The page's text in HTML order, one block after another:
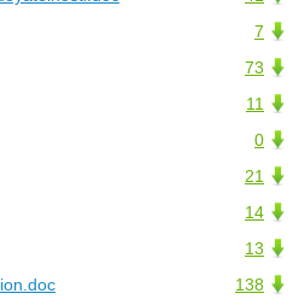
7
73
11
0
21
14
13
138